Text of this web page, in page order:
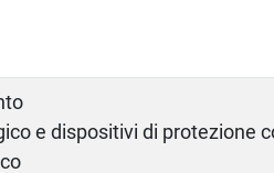
e dispositivi di protezione